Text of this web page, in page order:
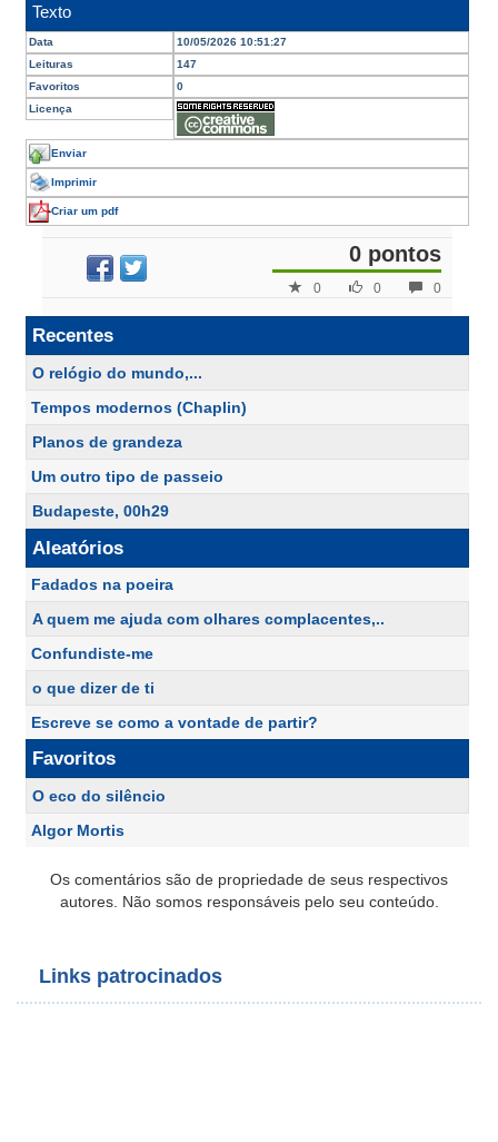
Texto
Data
10/05/2026 10:51:27
Leituras
147
Favoritos
0
Licença
Enviar
Imprimir
Criar um pdf
0 pontos
0
0
0
Recentes
O relógio do mundo,...
Tempos modernos (Chaplin)
Planos de grandeza
Um outro tipo de passeio
Budapeste, 00h29
Aleatórios
Fadados na poeira
A quem me ajuda com olhares complacentes,..
Confundiste-me
o que dizer de ti
Escreve se como a vontade de partir?
Favoritos
O eco do silêncio
Algor Mortis
Os comentários são de propriedade de seus respectivos
autores. Não somos responsáveis pelo seu conteúdo.
Links patrocinados